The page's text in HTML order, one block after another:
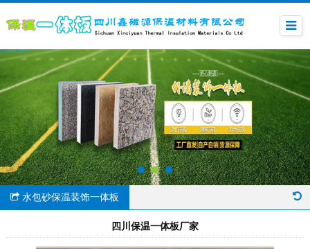
水包砂保温装饰一体板
四川保温一体板厂家